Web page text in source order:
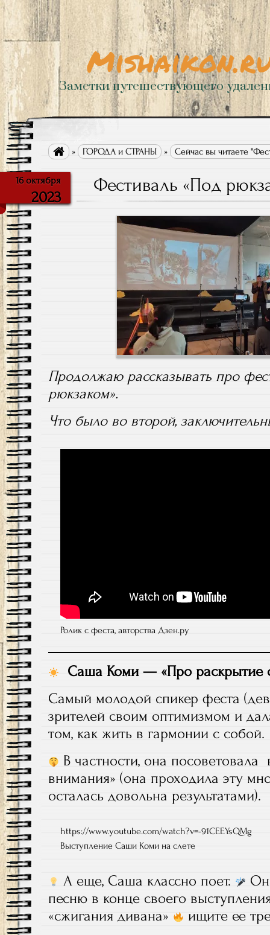
Заметки путешествующего
 » ГОРОДА и СТРАНЫ » Сейчас вы читаете
16 октября
2023
Фестиваль «Под
Продолжаю рассказывать про
рюкзаком».
Что было во второй,
Ролик с феста, авторства Дзен.ру
Саша Коми — «Про раскрытие
Самый молодой спикер феста
зрителей своим оптимизмом и
том, как жить в гармонии с собой.
В частности, она посоветовала
внимания» (она проходила эту
осталась довольна результатами).
https://www.youtube.com/watch?v=-91CEEYsQMg
Выступление Саши Коми на слете
А еще, Саша классно поет.
песню в конце своего
«сжигания дивана»
ищите ее